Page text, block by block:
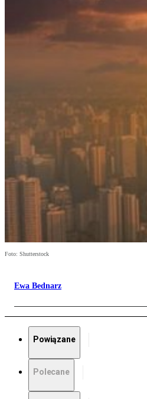
Foto: Shutterstock
Ewa Bednarz
Powiązane
Polecane